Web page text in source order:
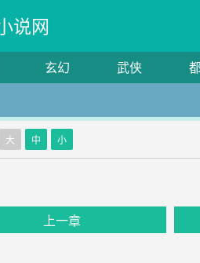
说网
玄幻 武侠
大 中 小
上一章